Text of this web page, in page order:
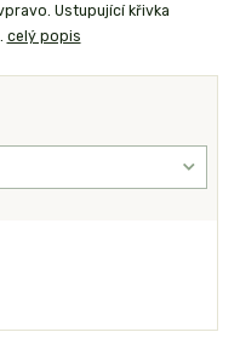
Ustupující křivka
celý popis